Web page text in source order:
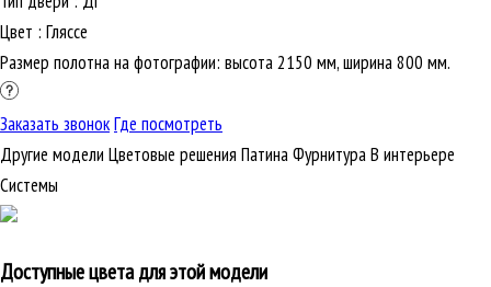
Цвет : Гляссе
Размер полотна на фотографии: высота 2150 мм, ширина 800 мм.
Заказать звонокГде посмотреть
Другие модели Цветовые решения ПатинаФурнитураВ интерьере
Cистемы
Доступные цвета для этой модели